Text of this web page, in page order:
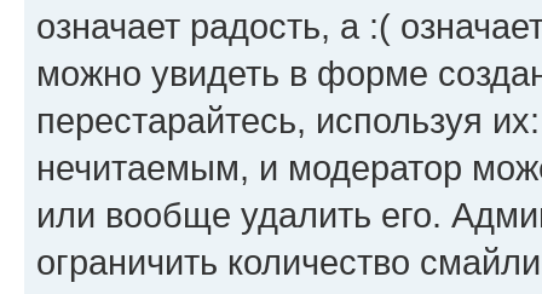
означает радость, а :(
можно увидеть в форме
перестарайтесь, используя
нечитаемым, и модератор
или вообще удалить его.
ограничить количество